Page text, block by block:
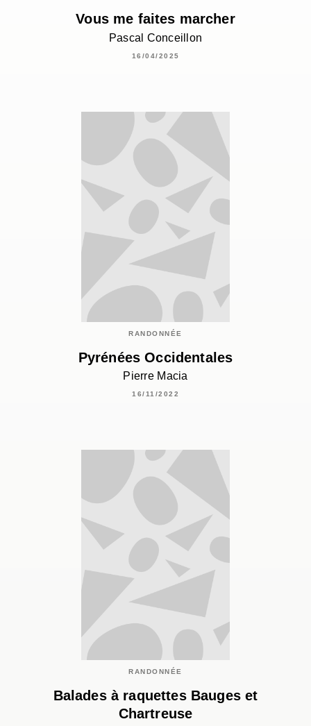
Vous me faites marcher
Pascal Conceillon
16/04/2025
RANDONNÉE
Pyrénées Occidentales
Pierre Macia
16/11/2022
RANDONNÉE
Balades à raquettes Bauges et
Chartreuse